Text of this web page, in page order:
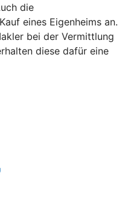
die
eines Eigenheims an.
bei der Vermittlung
diese dafür eine